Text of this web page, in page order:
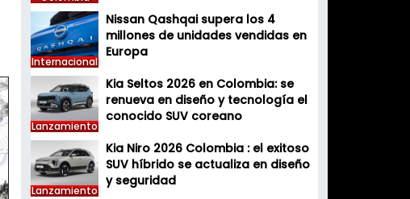
Internacional
Nissan Qashqai supera los 4
millones de unidades vendidas en
Europa
Lanzamiento
Kia Seltos 2026 en Colombia: se
renueva en diseño y tecnología el
conocido SUV coreano
Lanzamiento
Kia Niro 2026 Colombia : el exitoso
SUV híbrido se actualiza en diseño
y seguridad